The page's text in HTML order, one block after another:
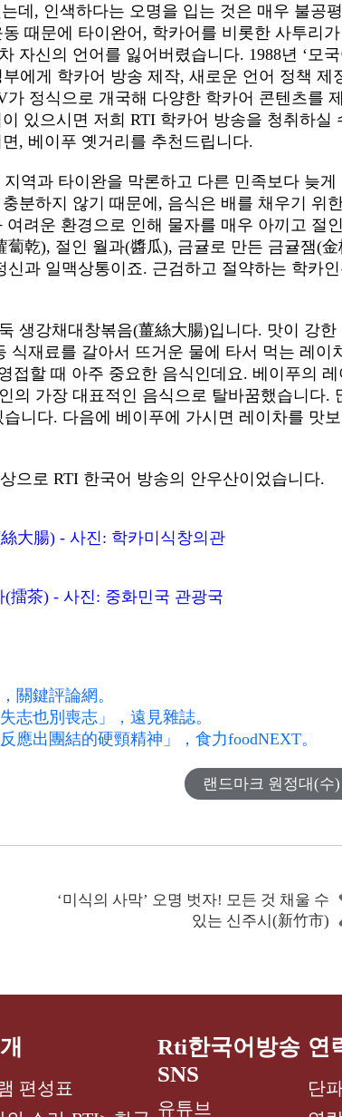
데, 인색하다는 오명을 입는 것은 매우 불공평
때문에 타이완어, 학카어를 비롯한 사투리가
자신의 언어를 잃어버렸습니다. 1988년 ‘모국
에게 학카어 방송 제작, 새로운 언어 정책 제
정식으로 개국해 다양한 학카어 콘텐츠를 제
있으시면 저희 RTI 학카어 방송을 청취하실
, 베이푸 옛거리를 추천드립니다.
역과 타이완을 막론하고 다른 민족보다 늦게
분하지 않기 때문에, 음식은 배를 채우기 위
려운 환경으로 인해 물자를 매우 아끼고 절인
乾), 절인 월과(醬瓜), 금귤로 만든 금귤잼(金
과 일맥상통이죠. 근검하고 절약하는 학카
생강채대창볶음(薑絲大腸)입니다. 맛이 강한
식재료를 갈아서 뜨거운 물에 타서 먹는 레이
할 때 아주 중요한 음식인데요. 베이푸의 레
의 가장 대표적인 음식으로 탈바꿈했습니다.
니다. 다음에 베이푸에 가시면 레이차를 맛
으로 RTI 한국어 방송의 안우산이었습니다.
大腸) - 사진: 학카미식창의관
擂茶) - 사진: 중화민국 관광국
關鍵評論網。
志也別喪志」，遠見雜誌。
應出團結的硬頸精神」，食力foodNEXT。
랜드마크 원정대(수)
‘미식의 사막’ 오명 벗자! 모든 것 채울 수
있는 신주시(新竹市)
편성표
Rti한국어방송
SNS
유튜브
연
단